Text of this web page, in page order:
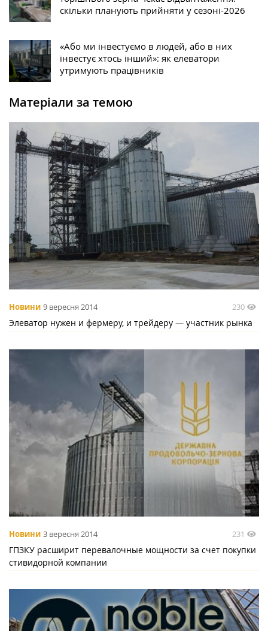
скільки планують прийняти у сезоні-2026
«Або ми інвестуємо в людей, або в них
інвестує хтось інший»: як елеватори
утримують працівників
Матеріали за темою
Новини 9 вересня 2014 230
Элеватор нужен и фермеру, и трейдеру — участник рынка
Новини 3 вересня 2014 231
ГПЗКУ расширит перевалочные мощности за счет покупки
стивидорной компании